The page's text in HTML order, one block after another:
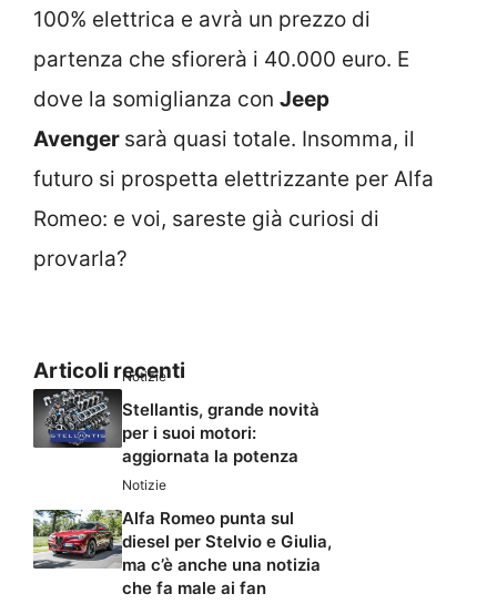
100% elettrica e avrà un prezzo di
partenza che sfiorerà i 40.000 euro. E
dove la somiglianza con Jeep
Avenger sarà quasi totale. Insomma, il
futuro si prospetta elettrizzante per Alfa
Romeo: e voi, sareste già curiosi di
provarla?
Articoli recenti
Notizie
Stellantis, grande novità
per i suoi motori:
aggiornata la potenza
Notizie
Alfa Romeo punta sul
diesel per Stelvio e Giulia,
ma c’è anche una notizia
che fa male ai fan